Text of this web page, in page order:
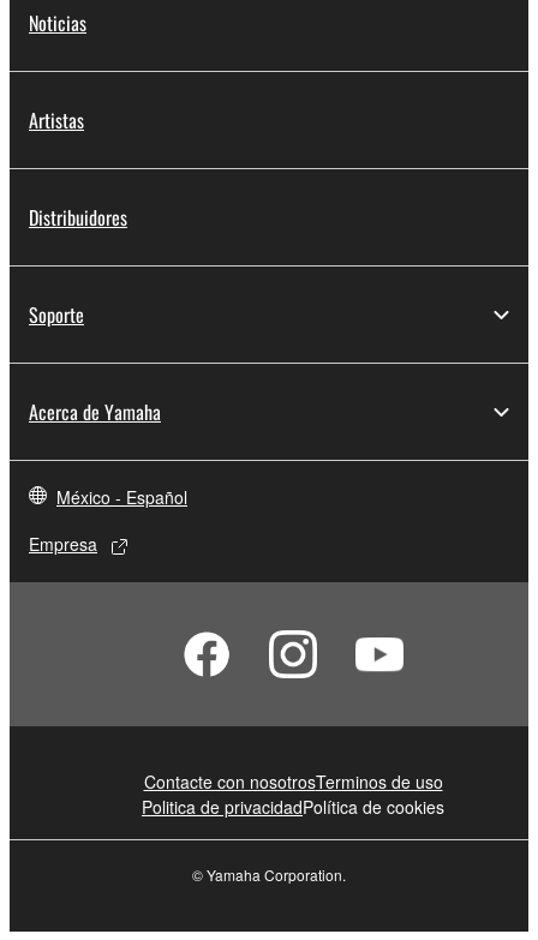
Noticias
Artistas
Distribuidores
Soporte
Acerca de Yamaha
México - Español
Empresa
Contacte con nosotrosTerminos de uso
Politica de privacidadPolítica de cookies
© Yamaha Corporation.